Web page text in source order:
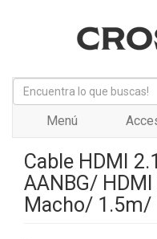
Menú
Cable HDMI
AANBG/ HDMI
Macho/ 1.5m/